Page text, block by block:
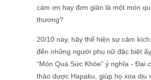
cám ơn hay đơn giản là một món
thương?
20/10 này, hãy thể hiện sự cảm
đến những người phụ nữ đặc biệt
“Món Quà Sức Khỏe” ý nghĩa - Đai
thảo dược Hapaku, giúp họ xoa dịu